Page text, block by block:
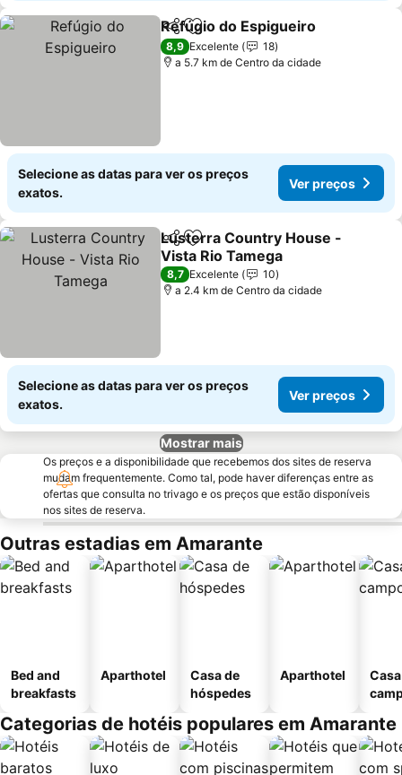
PartilharAdicionar aos favoritos
Refúgio do Espigueiro
8,9 Excelente
18
a 5.7 km de Centro da cidade
Selecione as datas para ver os preços
exatos.
Ver preços
PartilharAdicionar aos favoritos
Lusterra Country House -
Vista Rio Tamega
8,7 Excelente
10
a 2.4 km de Centro da cidade
Selecione as datas para ver os preços
exatos.
Ver preços
Mostrar mais
Os preços e a disponibilidade que recebemos dos sites de reserva
mudam frequentemente. Como tal, pode haver diferenças entre as
ofertas que consulta no trivago e os preços que estão disponíveis
nos sites de reserva.
Outras estadias em Amarante
Bed and
breakfasts
Aparthotel
Casa de
hóspedes
Aparthotel
Categorias de hotéis populares em Amarante